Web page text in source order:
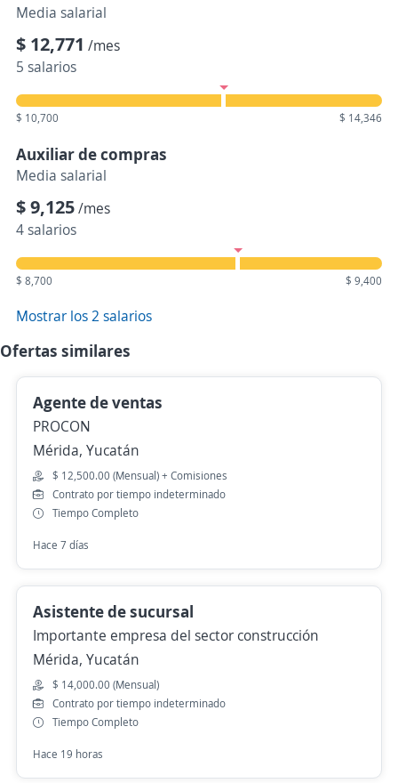
Media salarial
$ 12,771 /mes
5 salarios
$ 10,700 $ 14,346
Auxiliar de compras
Media salarial
$ 9,125/mes
4 salarios
$ 8,700 $ 9,400
Mostrar los 2 salarios
Ofertas similares
Agente de ventas
PROCON
Mérida, Yucatán
$ 12,500.00 (Mensual) + Comisiones
Contrato por tiempo indeterminado
Tiempo Completo
Hace 7 días
Asistente de sucursal
Importante empresa del sector construcción
Mérida, Yucatán
$ 14,000.00 (Mensual)
Contrato por tiempo indeterminado
Tiempo Completo
Hace 19 horas